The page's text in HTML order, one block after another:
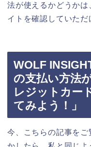
法が使えるかどうか
イトを確認していただ
WOLF
の支払い方法
レジットカー
てみよう！」
今、こちらの記事を